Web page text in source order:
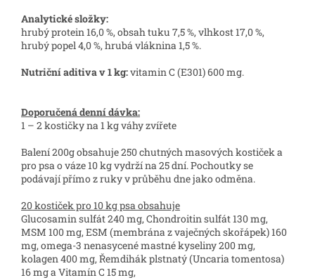
Analytické složky:
hrubý protein 16,0 %, obsah tuku 7,5 %, vlhkost 17,0 %,
hrubý popel 4,0 %, hrubá vláknina 1,5 %.
Nutriční aditiva v 1 kg:vitamin C (E301) 600 mg.
Doporučená denní dávka:
1 – 2 kostičky na 1 kg váhy zvířete
Balení 200g obsahuje 250 chutných masových kostiček a
pro psa o váze 10 kg vydrží na 25 dní. Pochoutky se
podávají přímo z ruky v průběhu dne jako odměna.
20 kostiček pro 10 kg psa obsahuje
Glucosamin sulfát 240 mg, Chondroitin sulfát 130 mg,
MSM 100 mg, ESM (membrána z vaječných skořápek) 160
mg, omega-3 nenasycené mastné kyseliny 200 mg,
kolagen 400 mg, Řemdihák plstnatý (Uncaria tomentosa)
16 mg a Vitamín C 15 mg,